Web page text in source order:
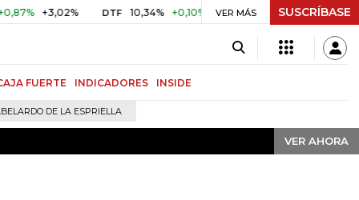
+3,02% DTF 10,34% +0,10% +0,98% UVR $ 416,91 +$ 0,05
VER MÁS SUSCRÍBASE
FUERTE INDICADORES INSIDE
DE LA ESPRIELLA
VER AHORA
VER AHORA